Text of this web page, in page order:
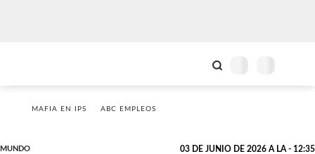
MAFIA EN IPS ABC EMPLEOS
MUNDO 03 DE JUNIO DE 2026 A LA - 12:35